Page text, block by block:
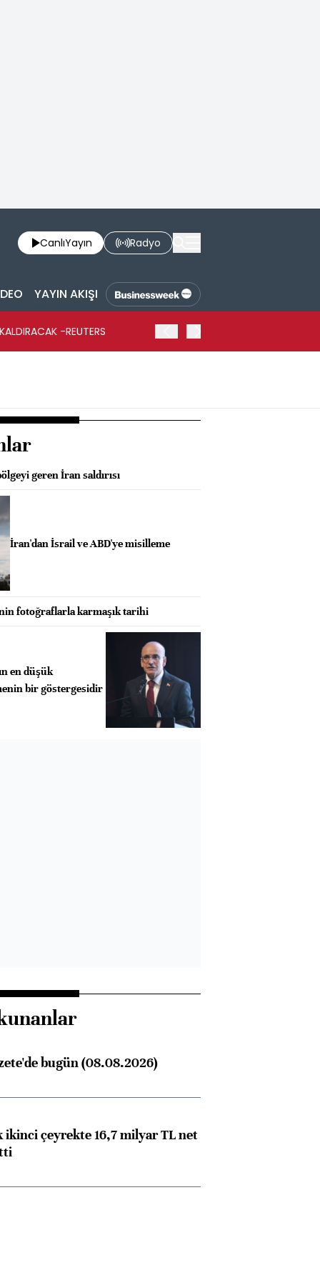
CanlıYayın Radyo
YAYIN AKIŞI
-REUTERS
geren İran saldırısı
İran'dan İsrail ve ABD'ye misilleme
fotoğraflarla karmaşık tarihi
en düşük
bir göstergesidir
bugün (08.08.2026)
ikinci çeyrekte 16,7 milyar TL net